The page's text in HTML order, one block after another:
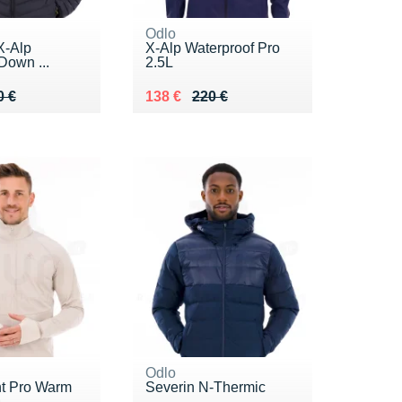
Alp
...
€ €
€
Odlo
X-Alp Waterproof Pro
2.5L
220 €
Au lieu de 220 €
138 €
Vendu 138 €
Pro Warm
Odlo
Severin N-Thermic